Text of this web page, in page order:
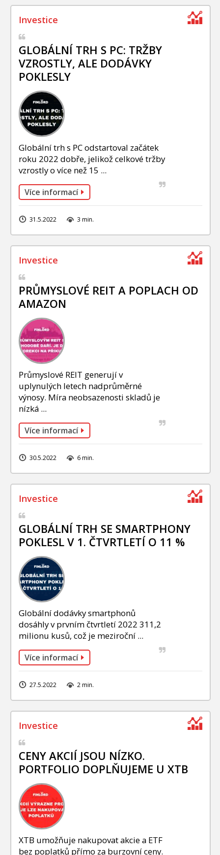
GLOBÁLNÍ TRH S PC: TRŽBY
VZROSTLY, ALE DODÁVKY
POKLESLY
Globální trh s PC odstartoval začátek
roku 2022 dobře, jelikož celkové tržby
vzrostly o více než 15 ...
Více informací
31.5.2022 3 min.
PRŮMYSLOVÉ REIT A POPLACH OD
AMAZON
Průmyslové REIT generují v
uplynulých letech nadprůměrné
výnosy. Míra neobsazenosti skladů je
nízká ...
Více informací
30.5.2022 6 min.
GLOBÁLNÍ TRH SE SMARTPHONY
POKLESL V 1. ČTVRTLETÍ O 11 %
Globální dodávky smartphonů
dosáhly v prvním čtvrtletí 2022 311,2
milionu kusů, což je meziroční ...
Více informací
27.5.2022 2 min.
CENY AKCIÍ JSOU NÍZKO.
PORTFOLIO DOPLŇUJEME U XTB
XTB umožňuje nakupovat akcie a ETF
bez poplatků přímo za burzovní ceny.